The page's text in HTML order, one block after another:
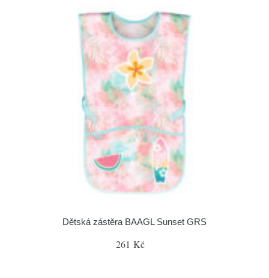
Dětská zástěra BAAGL Sunset GRS
261 Kč